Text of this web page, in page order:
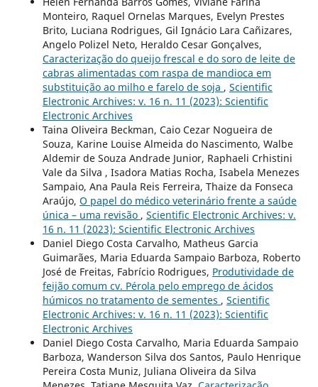
Monteiro, Raquel Ornelas Marques, Evelyn Prestes
Brito, Luciana Rodrigues, Gil Ignácio Lara Cañizares,
Angelo Polizel Neto, Heraldo Cesar Gonçalves,
Caracterização do queijo frescal e do soro de leite de
cabras alimentadas com raspa de mandioca em
substituição ao milho e farelo de soja , Scientific
Electronic Archives: v. 16 n. 11 (2023): Scientific
Electronic Archives
Taina Oliveira Beckman, Caio Cezar Nogueira de
Souza, Karine Louise Almeida do Nascimento, Walbe
Aldemir de Souza Andrade Junior, Raphaeli Crhistini
Vale da Silva , Isadora Matias Rocha, Isabela Menezes
Sampaio, Ana Paula Reis Ferreira, Thaize da Fonseca
Araújo, O papel do médico veterinário frente a saúde
única – uma revisão , Scientific Electronic Archives: v.
16 n. 11 (2023): Scientific Electronic Archives
Daniel Diego Costa Carvalho, Matheus Garcia
Guimarães, Maria Eduarda Sampaio Barboza, Roberto
José de Freitas, Fabrício Rodrigues, Produtividade de
feijão comum cv. Pérola pelo emprego de ácidos
húmicos no tratamento de sementes , Scientific
Electronic Archives: v. 16 n. 11 (2023): Scientific
Electronic Archives
Daniel Diego Costa Carvalho, Maria Eduarda Sampaio
Barboza, Wanderson Silva dos Santos, Paulo Henrique
Pereira Costa Muniz, Juliana Oliveira da Silva